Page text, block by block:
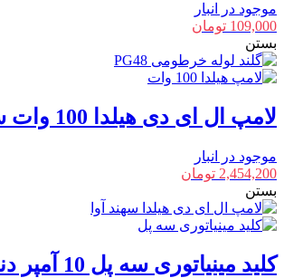
موجود در انبار
109,000 تومان
بستن
لامپ ال ای دی هیلدا 100 وات سهند آوا
موجود در انبار
2,454,200 تومان
بستن
کلید مینیاتوری سه پل 10 آمپر دنا الکتریک